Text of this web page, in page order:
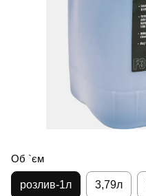
Об `єм
розлив-1л 3,79л